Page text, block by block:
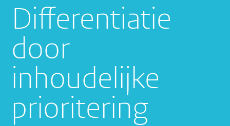
Differentiatie
door
inhoudelijke
prioritering